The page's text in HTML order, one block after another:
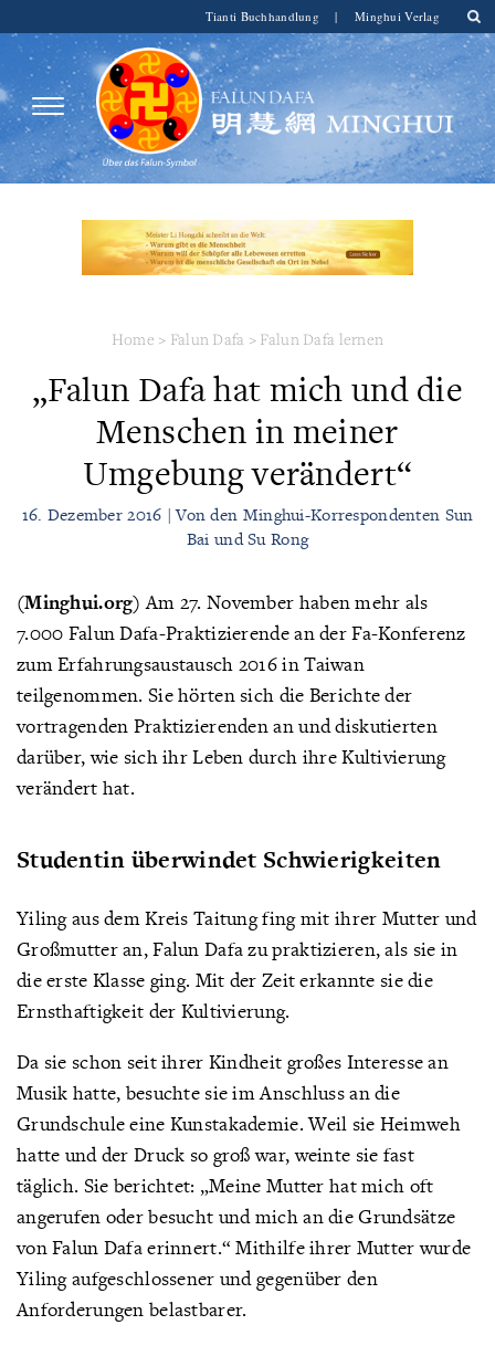
Tianti Buchhandlung | Minghui Verlag
Home > Falun Dafa > Falun Dafa lernen
„Falun Dafa hat mich und die
Menschen in meiner
Umgebung verändert“
16. Dezember 2016 | Von den Minghui-Korrespondenten Sun
Bai und Su Rong
(Minghui.org) Am 27. November haben mehr als
7.000 Falun Dafa-Praktizierende an der Fa-Konferenz
zum Erfahrungsaustausch 2016 in Taiwan
teilgenommen. Sie hörten sich die Berichte der
vortragenden Praktizierenden an und diskutierten
darüber, wie sich ihr Leben durch ihre Kultivierung
verändert hat.
Studentin überwindet Schwierigkeiten
Yiling aus dem Kreis Taitung fing mit ihrer Mutter und
Großmutter an, Falun Dafa zu praktizieren, als sie in
die erste Klasse ging. Mit der Zeit erkannte sie die
Ernsthaftigkeit der Kultivierung.
Da sie schon seit ihrer Kindheit großes Interesse an
Musik hatte, besuchte sie im Anschluss an die
Grundschule eine Kunstakademie. Weil sie Heimweh
hatte und der Druck so groß war, weinte sie fast
täglich. Sie berichtet: „Meine Mutter hat mich oft
angerufen oder besucht und mich an die Grundsätze
von Falun Dafa erinnert.“ Mithilfe ihrer Mutter wurde
Yiling aufgeschlossener und gegenüber den
Anforderungen belastbarer.